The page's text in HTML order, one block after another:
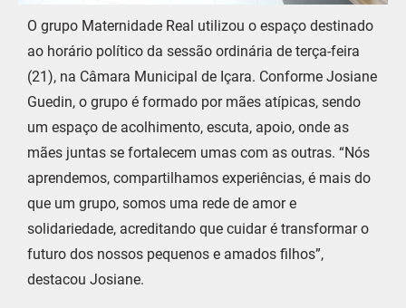
O grupo Maternidade Real utilizou o espaço destinado
ao horário político da sessão ordinária de terça-feira
(21), na Câmara Municipal de Içara. Conforme Josiane
Guedin, o grupo é formado por mães atípicas, sendo
um espaço de acolhimento, escuta, apoio, onde as
mães juntas se fortalecem umas com as outras. “Nós
aprendemos, compartilhamos experiências, é mais do
que um grupo, somos uma rede de amor e
solidariedade, acreditando que cuidar é transformar o
futuro dos nossos pequenos e amados filhos”,
destacou Josiane.